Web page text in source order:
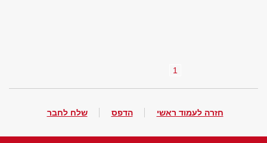
1
חזרה לעמוד ראשי הדפס שלח לחבר